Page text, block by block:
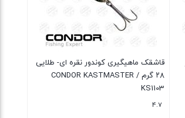
قاشقک ماهیگیری کوندور نقره ای- طلایی
۲۸ گرم / CONDOR KASTMASTER
KS1103
4.7